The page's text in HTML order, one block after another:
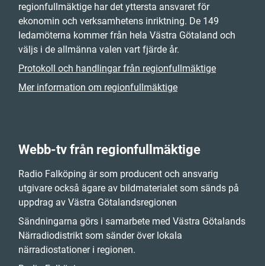
regionfullmäktige har det yttersta ansvaret för
ekonomin och verksamhetens inriktning. De 149
ledamöterna kommer från hela Västra Götaland och
väljs i de allmänna valen vart fjärde år.
Protokoll och handlingar från regionfullmäktige
Mer information om regionfullmäktige
Webb-tv från regionfullmäktige
Radio Falköping är som producent och ansvarig
utgivare också ägare av bildmaterialet som sänds på
uppdrag av Västra Götalandsregionen
Sändningarna görs i samarbete med Västra Götalands
Närradiodistrikt som sänder över lokala
närradiostationer i regionen.